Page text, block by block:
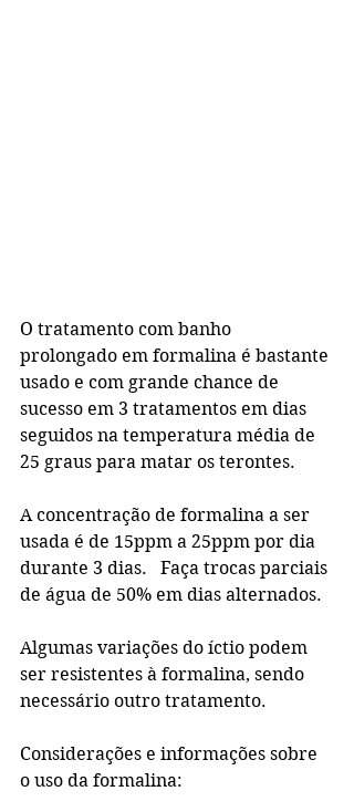
O tratamento com banho
prolongado em formalina é bastante
usado e com grande chance de
sucesso em 3 tratamentos em dias
seguidos na temperatura média de
25 graus para matar os terontes.
A concentração de formalina a ser
usada é de 15ppm a 25ppm por dia
durante 3 dias.   Faça trocas parciais
de água de 50% em dias alternados.
Algumas variações do íctio podem
ser resistentes à formalina, sendo
necessário outro tratamento.
Considerações e informações sobre
o uso da formalina: